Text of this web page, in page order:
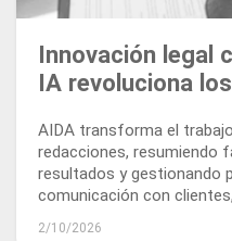
Innovación legal
IA revoluciona
AIDA transforma el
redacciones, resumiendo
resultados y gestionando
comunicación con
2/10/2026